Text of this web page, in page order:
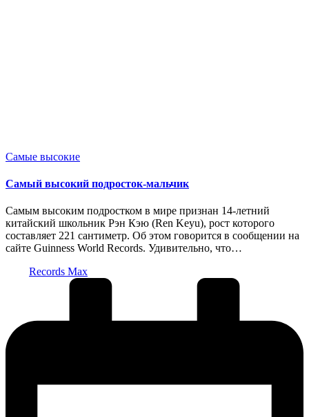
Опубликовано
Самые высокие
Самый высокий подросток-мальчик
Самым высоким подростком в мире признан 14-летний
китайский школьник Рэн Кэю (Ren Keyu), рост которого
составляет 221 сантиметр. Об этом говорится в сообщении на
сайте Guinness World Records. Удивительно, что…
Records Max